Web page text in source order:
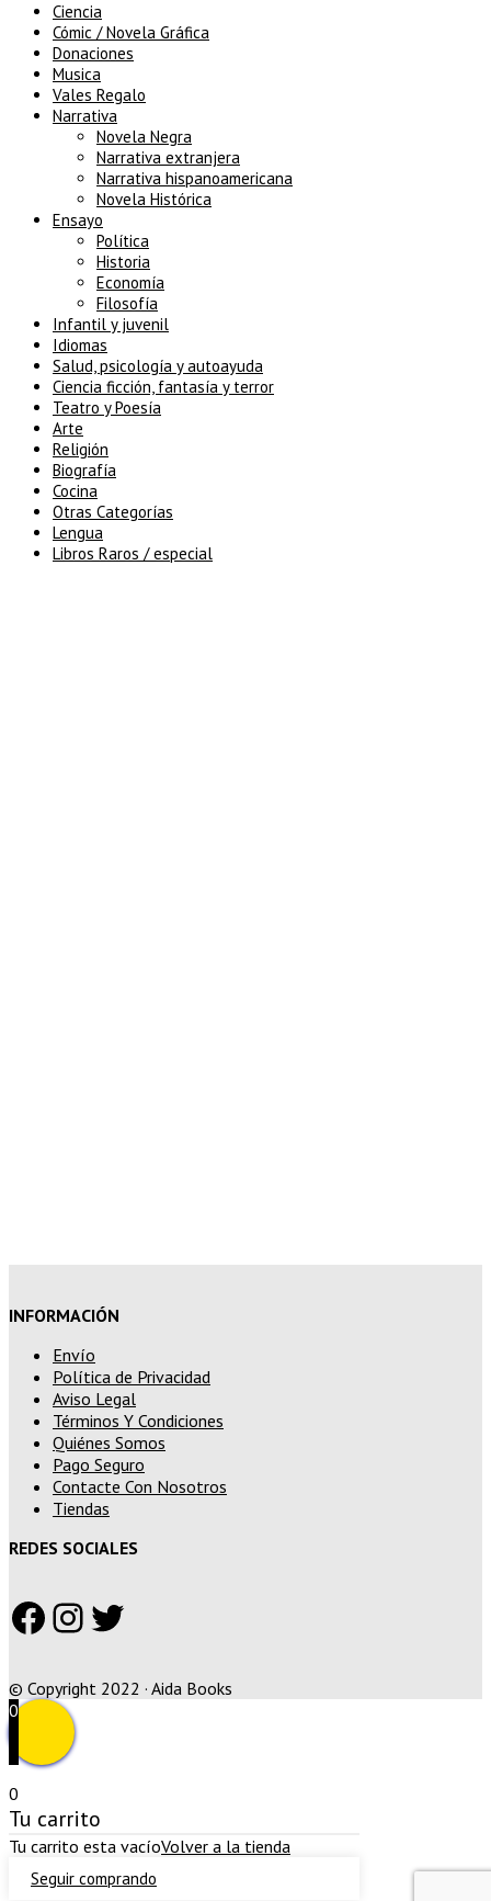
Ciencia
Cómic / Novela Gráfica
Donaciones
Musica
Vales Regalo
Narrativa
Novela Negra
Narrativa extranjera
Narrativa hispanoamericana
Novela Histórica
Ensayo
Política
Historia
Economía
Filosofía
Infantil y juvenil
Idiomas
Salud, psicología y autoayuda
Ciencia ficción, fantasía y terror
Teatro y Poesía
Arte
Religión
Biografía
Cocina
Otras Categorías
Lengua
Libros Raros / especial
INFORMACIÓN
Envío
Política de Privacidad
Aviso Legal
Términos Y Condiciones
Quiénes Somos
Pago Seguro
Contacte Con Nosotros
Tiendas
REDES SOCIALES
Facebook
Instagram
Twitter
© Copyright 2022 · Aida Books
0
0
Tu carrito
Tu carrito esta vacíoVolver a la tienda
Seguir comprando